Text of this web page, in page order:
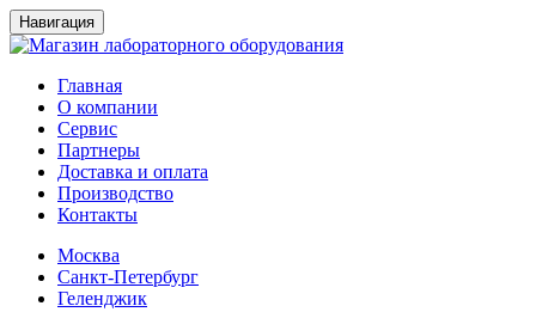
Навигация
Главная
О компании
Сервис
Партнеры
Доставка и оплата
Производство
Контакты
Москва
Санкт-Петербург
Геленджик